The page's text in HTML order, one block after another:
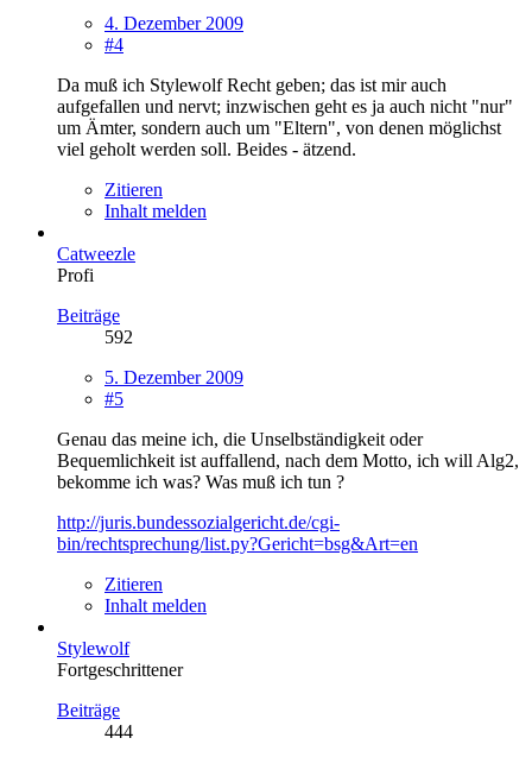
4. Dezember 2009
#4
Da muß ich Stylewolf Recht geben; das ist mir auch
aufgefallen und nervt; inzwischen geht es ja auch nicht "nur"
um Ämter, sondern auch um "Eltern", von denen möglichst
viel geholt werden soll. Beides - ätzend.
Zitieren
Inhalt melden
Catweezle
Profi
Beiträge
592
5. Dezember 2009
#5
Genau das meine ich, die Unselbständigkeit oder
Bequemlichkeit ist auffallend, nach dem Motto, ich will Alg2,
bekomme ich was? Was muß ich tun ?
http://juris.bundessozialgericht.de/cgi-
bin/rechtsprechung/list.py?Gericht=bsg&Art=en
Zitieren
Inhalt melden
Stylewolf
Fortgeschrittener
Beiträge
444